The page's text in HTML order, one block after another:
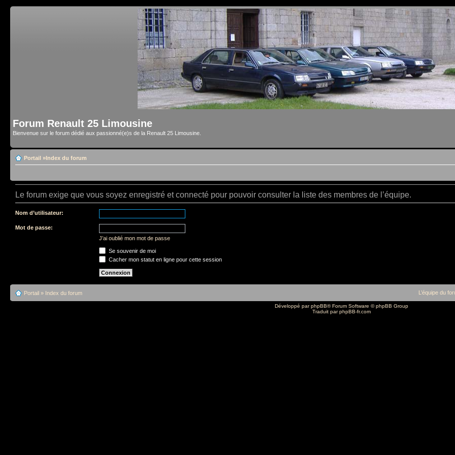
Forum Renault 25 Limousine
Bienvenue sur le forum dédié aux passionné(e)s de la Renault 25 Limousine.
Portail »Index du forum
Le forum exige que vous soyez enregistré et connecté pour pouvoir consulter la liste des membres de l’équipe.
Nom d’utilisateur:
Mot de passe:
J’ai oublié mon mot de passe
Se souvenir de moi
Cacher mon statut en ligne pour cette session
Portail » Index du forum L’équipe du
Développé parphpBB® Forum Software © phpBB Group
Traduit parphpBB-fr.com